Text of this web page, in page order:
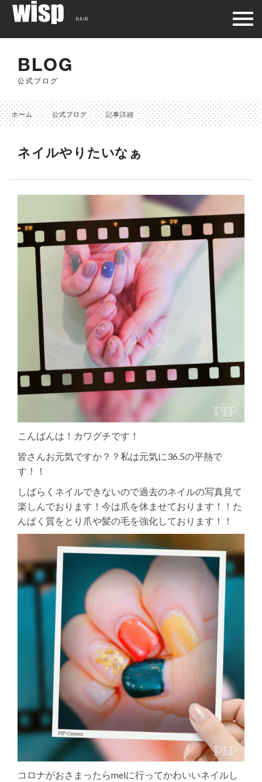
BLOG
公式ブログ
ホーム 公式ブログ 記事詳細
ネイルやりたいなぁ
こんばんは！カワグチです！
皆さんお元気ですか？？私は元気に36.5の平熱で
す！！
しばらくネイルできないので過去のネイルの写真見て
楽しんでおります！今は爪を休ませております！！た
んぱく質をとり爪や髪の毛を強化しております！！
コロナがおさまったらmelに行ってかわいいネイルし
HAIR